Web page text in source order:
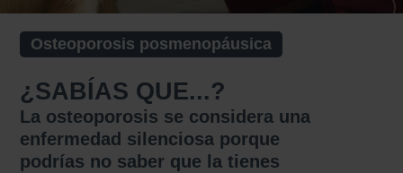
Osteoporosis posmenopáusica
¿SABÍAS QUE...?
La osteoporosis se considera una
enfermedad silenciosa porque
podrías no saber que la tienes